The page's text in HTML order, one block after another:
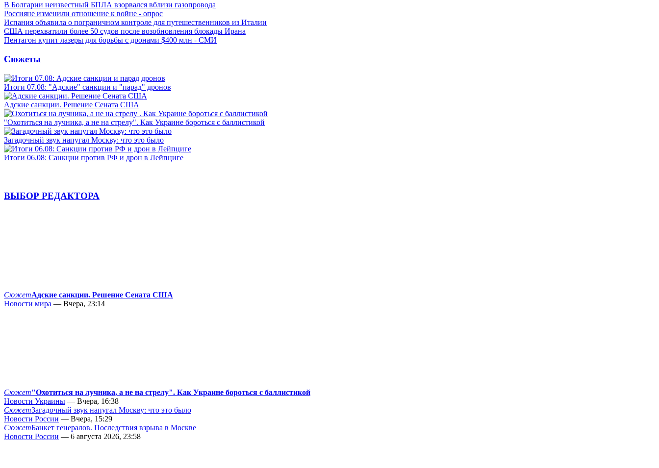
В Болгарии неизвестный БПЛА взорвался вблизи газопровода
Россияне изменили отношение к войне - опрос
Испания объявила о пограничном контроле для путешественников из Италии
США перехватили более 50 судов после возобновления блокады Ирана
Пентагон купит лазеры для борьбы с дронами $400 млн - СМИ
Сюжеты
Итоги 07.08: "Адские" санкции и "парад" дронов
Адские санкции. Решение Сената США
"Охотиться на лучника, а не на стрелу". Как Украине бороться с баллистикой
Загадочный звук напугал Москву: что это было
Итоги 06.08: Санкции против РФ и дрон в Лейпциге
ВЫБОР РЕДАКТОРА
СюжетАдские санкции. Решение Сената США
Новости мира — Вчера, 23:14
Сюжет"Охотиться на лучника, а не на стрелу". Как Украине бороться с баллистикой
Новости Украины — Вчера, 16:38
СюжетЗагадочный звук напугал Москву: что это было
Новости России — Вчера, 15:29
СюжетБанкет генералов. Последствия взрыва в Москве
Новости России — 6 августа 2026, 23:58